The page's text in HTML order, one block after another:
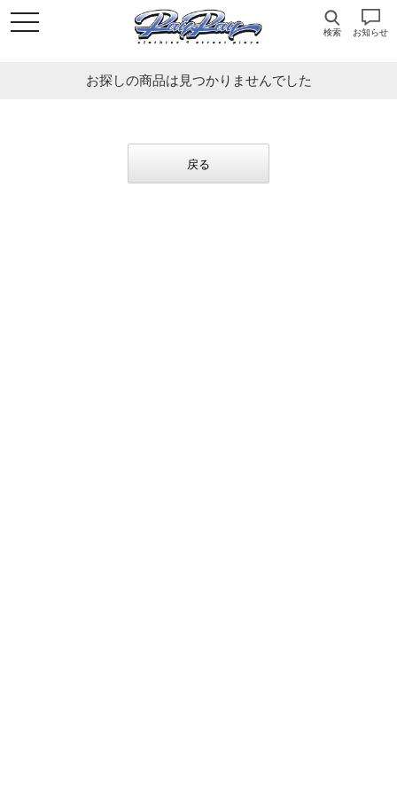
検索 お知らせ
お探しの商品は見つかりませんでした
戻る